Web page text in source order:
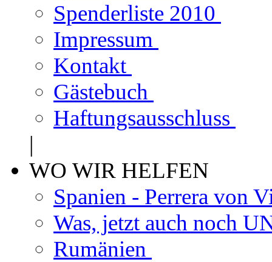
Spenderliste 2010
Impressum
Kontakt
Gästebuch
Haftungsausschluss
|
WO WIR HELFEN
Spanien - Perrera von
Was, jetzt auch noch
Rumänien